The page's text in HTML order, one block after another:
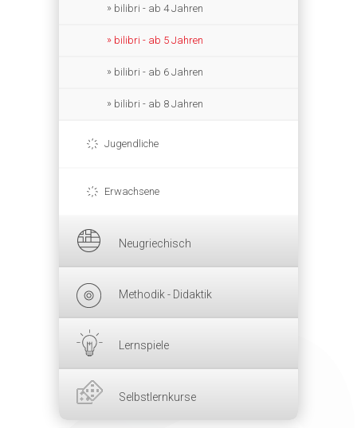
bilibri - ab 4 Jahren
bilibri - ab 5 Jahren
bilibri - ab 6 Jahren
bilibri - ab 8 Jahren
Jugendliche
Erwachsene
Neugriechisch
Methodik - Didaktik
Lernspiele
Selbstlernkurse